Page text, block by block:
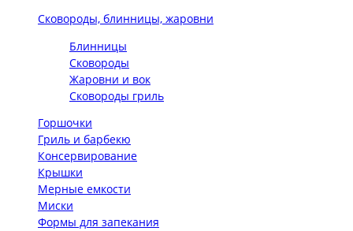
Сковороды, блинницы, жаровни
Блинницы
Сковороды
Жаровни и вок
Сковороды гриль
Горшочки
Гриль и барбекю
Консервирование
Крышки
Мерные емкости
Миски
Формы для запекания